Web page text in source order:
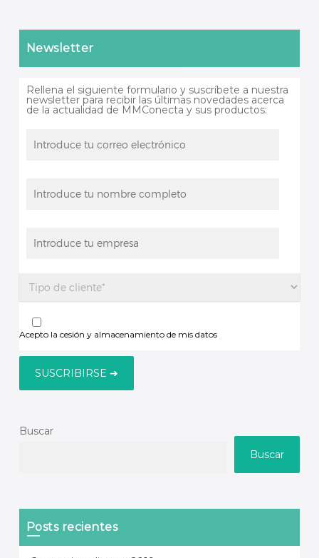
Newsletter
Rellena el siguiente formulario y suscríbete a nuestra
newsletter para recibir las últimas novedades acerca
de la actualidad de MMConecta y sus productos:
Acepto la cesión y almacenamiento de mis datos
Buscar
Buscar
Posts recientes